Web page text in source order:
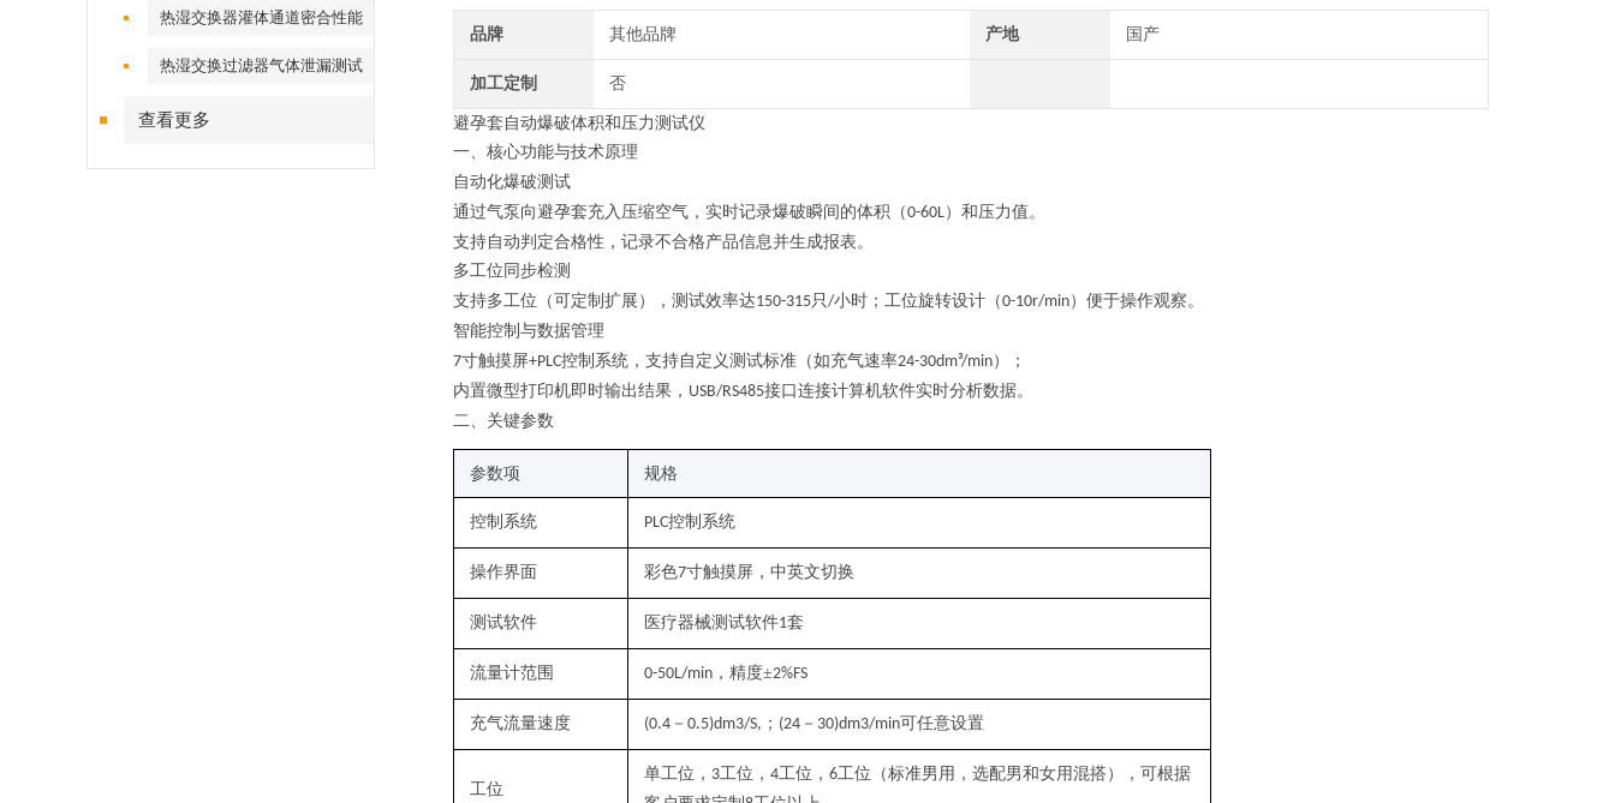
热湿交换器灌体通道密合性能
热湿交换过滤器气体泄漏测试
查看更多
品牌 其他品牌 产地 国产
加工定制 否
避孕套自动爆破体积和压力测试仪
一、核心功能与技术原理
自动化爆破测试
通过气泵向避孕套充入压缩空气，实时记录爆破瞬间的体积（0-60L）和压力值。
支持自动判定合格性，记录不合格产品信息并生成报表。
多工位同步检测
支持多工位（可定制扩展），测试效率达150-315只/小时；工位旋转设计（0-10r/min）便于操作观察。
智能控制与数据管理
7寸触摸屏+PLC控制系统，支持自定义测试标准（如充气速率24-30dm³/min）；
内置微型打印机即时输出结果， USB/RS485接口连接计算机软件实时分析数据。
二、关键参数
参数项 规格
控制系统 PLC控制系统
操作界面 彩色7寸触摸屏，中英文切换
测试软件 医疗器械测试软件1套
流量计范围 0-50L/min ，精度±2%FS
充气流量速度 (0.4 － 0.5)dm3/S, ； (24 － 30)dm3/min可任意设置
工位
单工位， 3工位， 4工位， 6工位（标准男用，选配男和女用混搭），可根据